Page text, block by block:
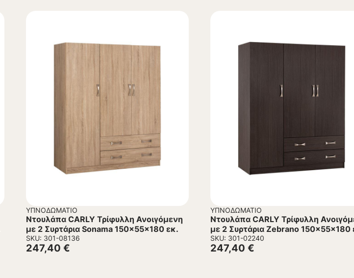
ΥΠΝΟΔΩΜΆΤΙΟ
Ντουλάπα CARLY Τρίφυλλη Ανοιγόμενη
με 2 Συρτάρια Sonama 150x55x180 εκ.
SKU: 301-08136
247,40 €
ΥΠΝΟΔΩΜΆΤΙΟ
Ντουλάπα CARLY Τρίφυλλη
με 2 Συρτάρια Zebrano 150x55x180
SKU: 301-02240
247,40 €